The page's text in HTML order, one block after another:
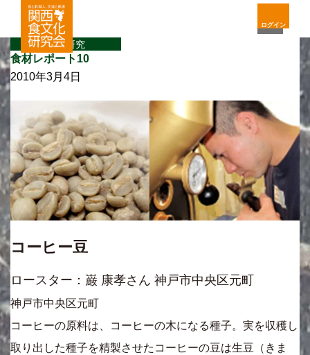
ログイン
食材研究
食材レポート10
2010年3月4日
コーヒー豆
ロースター：巌 康孝さん 神戸市中央区元町
神戸市中央区元町
コーヒーの原料は、コーヒーの木になる種子。実を収穫し
取り出した種子を精製させたコーヒーの豆は生豆（きま